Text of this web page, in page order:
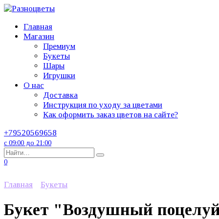
Перейти
содержанию
Главная
Магазин
Премиум
Букеты
Шары
Игрушки
О нас
Доставка
Инструкция по уходу за цветами
Как оформить заказ цветов на сайте?
+79520569658
с 09:00 до 21:00
Search
for:
0
Главная Букеты
Букет "Воздушный